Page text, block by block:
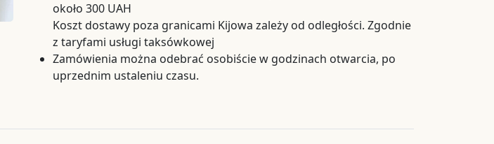
około 300 UAH
Koszt dostawy poza granicami Kijowa zależy od odległości. Zgodnie
z taryfami usługi taksówkowej
Zamówienia można odebrać osobiście w godzinach otwarcia, po
uprzednim ustaleniu czasu.